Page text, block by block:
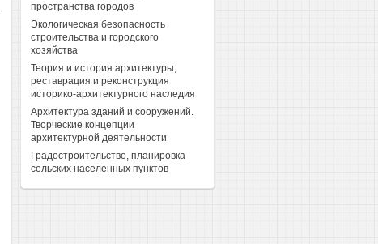
пространства городов
Экологическая безопасность
строительства и городского
хозяйства
Теория и история архитектуры,
реставрация и реконструкция
историко-архитектурного наследия
Архитектура зданий и сооружений.
Творческие концепции
архитектурной деятельности
Градостроительство, планировка
сельских населенных пунктов